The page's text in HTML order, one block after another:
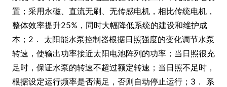
置；采用永磁、直流无刷、无传感电机，相比传统电机，
整体效率提升25%，同时大幅降低系统的建设和维护成
本；2． 太阳能水泵控制器根据日照强度的变化调节水泵
转速，使输出功率接近太阳电池阵列的功率；当日照很充
足时，保证水泵的转速不超过额定转速；当日照不足时，
根据设定运行频率是否满足，否则自动停止运行；3． 系